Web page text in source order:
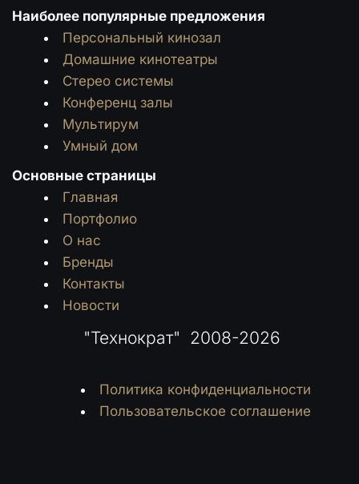
Наиболее популярные предложения
Персональный кинозал
Домашние кинотеатры
Стерео системы
Конференц залы
Мультирум
Умный дом
Основные страницы
Главная
Портфолио
О нас
Бренды
Контакты
Новости
"Технократ"  2008-2026
Политика конфиденциальности
Пользовательское соглашение